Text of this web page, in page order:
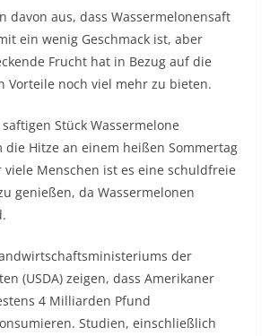
davon aus, dass Wassermelonensaft
ein wenig Geschmack ist, aber
Frucht hat in Bezug auf die
Vorteile noch viel mehr zu bieten.
Stück Wassermelone
Hitze an einem heißen Sommertag
viele Menschen ist es eine schuldfreie
genießen, da Wassermelonen
der
(USDA) zeigen, dass Amerikaner
4 Milliarden Pfund
Studien, einschließlich